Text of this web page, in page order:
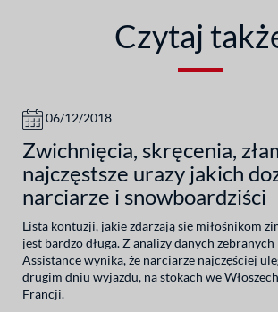
Czytaj
06/12/2018
Zwichnięcia, skręcenia,
najczęstsze urazy jakich
narciarze i snowboardziści
Lista kontuzji, jakie zdarzają się miłośnikom
jest bardzo długa. Z analizy danych
Assistance wynika, że narciarze najczęściej
drugim dniu wyjazdu, na stokach we
Francji.